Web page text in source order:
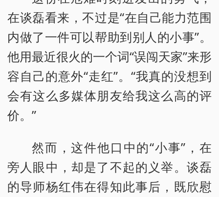
在谈磊看来，不过是“在自己能力范围
内做了一件可以帮助到别人的小事”。
他用最近很火的一个词“误闯天家”来形
容自己的意外“走红”。“我真的没想到
会有这么多媒体朋友给我这么高的评
价。”
然而，这件他口中的“小事”，在
旁人眼中，却是了不起的义举。谈磊
的导师杨红伟在得知此事后，既欣慰